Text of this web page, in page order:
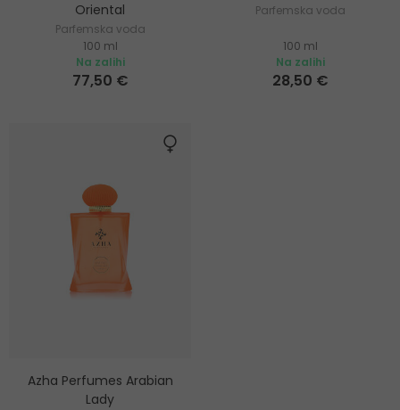
Oriental
Parfemska voda
100 ml
Na zalihi
77,50 €
Parfemska voda
100 ml
Na zalihi
28,50 €
Azha Perfumes Arabian
Lady